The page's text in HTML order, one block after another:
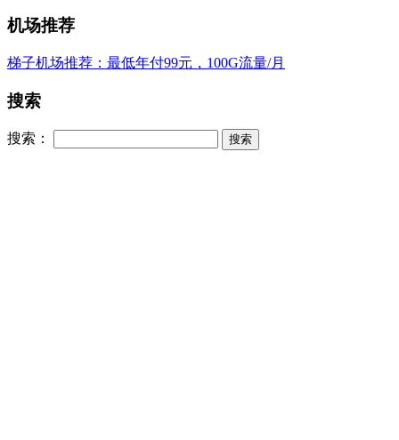
机场推荐
梯子机场推荐：最低年付99元，100G流量/月
搜索
搜索：